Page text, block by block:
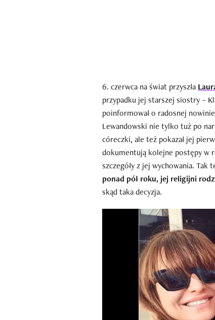
6. czerwca na świat przyszła
przypadku jej starszej siostry –
poinformował o radosnej
Lewandowski nie tylko tuż po
córeczki, ale też pokazał jej
dokumentują kolejne postępy w
szczegóły z jej wychowania. Tak
ponad pół roku, jej religijni
skąd taka decyzja.